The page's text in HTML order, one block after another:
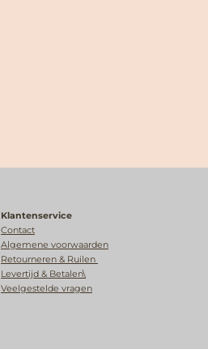
Klantenservice
Contact
Algemene voorwaarden
Retourneren & Ruilen
Levertijd & Betalen\
Veelgestelde vragen